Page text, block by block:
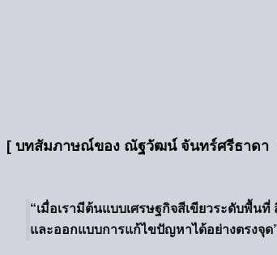
[ บทสัมภาษณ์ของ ณัฐวัฒน์ จันทร์ศรีธาดา
“เมื่อเรามีต้นแบบเศรษฐกิจสีเขียวระดับพื้น
และออกแบบการแก้ไขปัญหาได้อย่างตรงจุด